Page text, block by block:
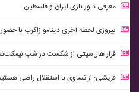
معرفی داور بازی ایران و فلسطین
پیروزی لحظه آخری دینامو زاگرب با
فرار هال‌سیتی از شکست در شب
قریشی: از تساوی با استقلال راضی